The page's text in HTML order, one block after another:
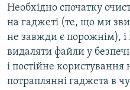
Необхідно спочатку
на гаджеті (те, що ми
не завжди є порожнім), і
видаляти файли у
і постійне
потраплянні гаджета в